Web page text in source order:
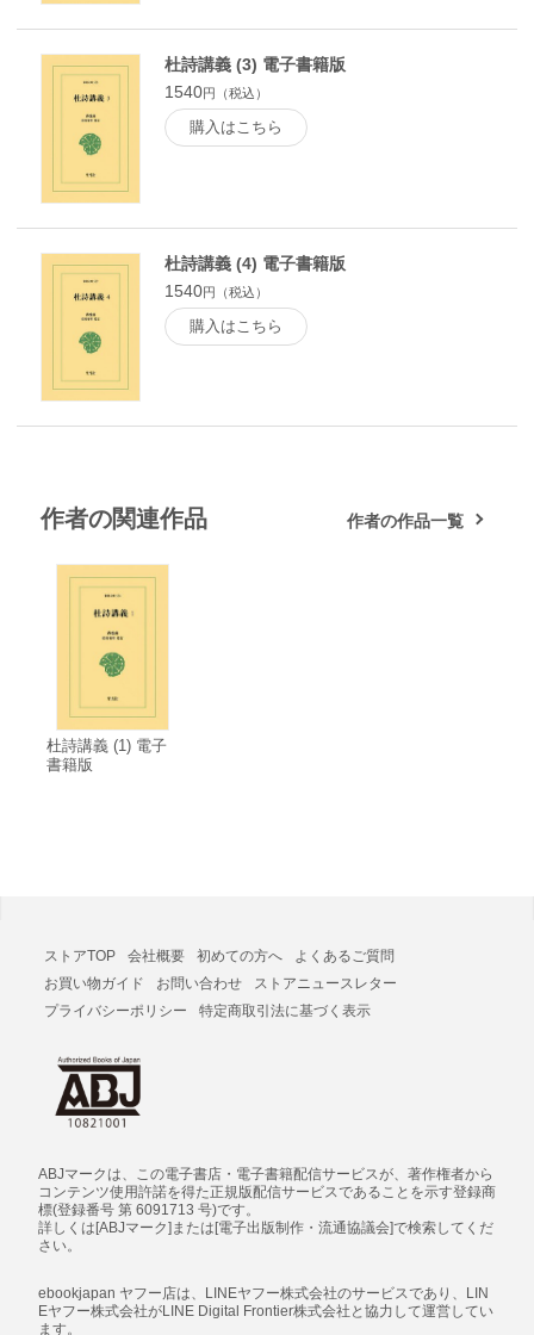
杜詩講義 (3) 電子書籍版
1540円（税込）
購入はこちら
杜詩講義 (4) 電子書籍版
1540円（税込）
購入はこちら
作者の関連作品 作者の作品一覧
杜詩講義 (1) 電子
書籍版
ストアTOP 会社概要 初めての方へ
よくあるご質問
お買い物ガイド
お問い合わせ
ストアニュースレター
プライバシーポリシー
特定商取引法に基づく表示
ABJマークは、この電子書店・電子書籍配信サービスが、著作権者から
コンテンツ使用許諾を得た正規版配信サービスであることを示す登録商
標(登録番号 第 6091713 号)です。
詳しくは[ABJマーク]または[電子出版制作・流通協議会]で検索してくだ
さい。
ebookjapan ヤフー店は、LINEヤフー株式会社のサービスであり、LIN
Eヤフー株式会社がLINE Digital Frontier株式会社と協力して運営してい
ます。